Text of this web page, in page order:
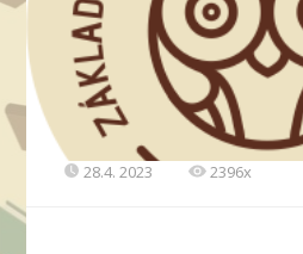
28.4. 2023 2396x